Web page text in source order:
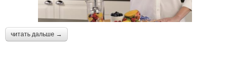
читать дальше →